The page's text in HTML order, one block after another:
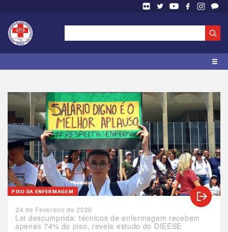
Lei descumprida: técnicos de enfermagem recebem
apenas 74% do piso, revela estudo do DIEESE
PISO DA ENFERMAGEM
24 de Fevereiro de 2026